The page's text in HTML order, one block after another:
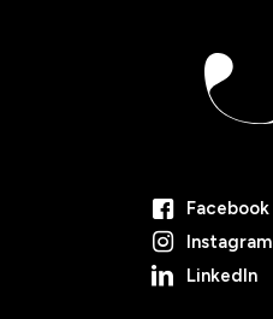
Facebook
Instagram
LinkedIn